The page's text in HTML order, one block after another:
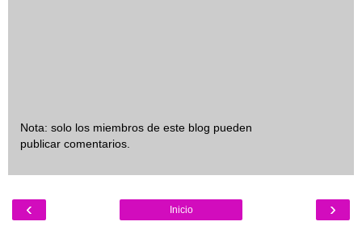
Nota: solo los miembros de este blog pueden
publicar comentarios.
‹ ›
Inicio